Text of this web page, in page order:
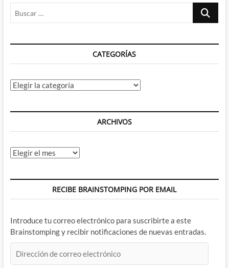
James
Peter
Buscar
CATEGORÍAS
Categorías
ARCHIVOS
Archivos
RECIBE BRAINSTOMPING POR EMAIL
Introduce tu correo electrónico para suscribirte a este
Brainstomping y recibir notificaciones de nuevas entradas.
de